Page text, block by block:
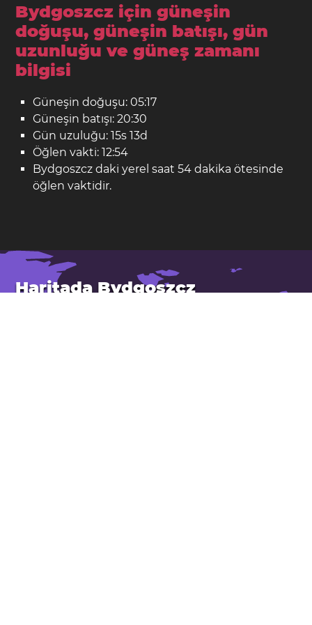
Bydgoszcz için güneşin
doğuşu, güneşin batışı, gün
uzunluğu ve güneş zamanı
bilgisi
Güneşin doğuşu: 05:17
Güneşin batışı: 20:30
Gün uzuluğu: 15s 13d
Öğlen vakti: 12:54
Bydgoszcz daki yerel saat 54 dakika ötesinde
öğlen vaktidir.
Haritada Bydgoszcz